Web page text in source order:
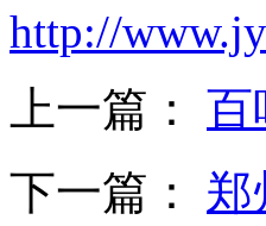
http://
上一篇： 百
下一篇： 郑